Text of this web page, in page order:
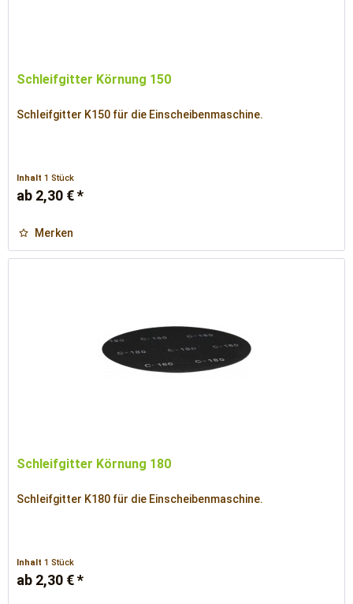
Schleifgitter Körnung 150
Schleifgitter K150 für die Einscheibenmaschine.
Inhalt1 Stück
ab 2,30 € *
Merken
Schleifgitter Körnung 180
Schleifgitter K180 für die Einscheibenmaschine.
Inhalt1 Stück
ab 2,30 € *